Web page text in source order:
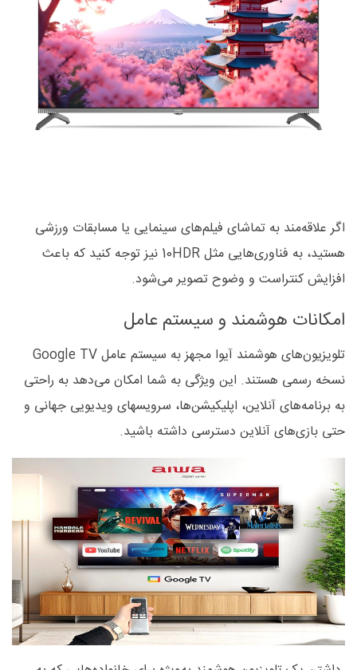
اگر علاقه‌مند به تماشای فیلم‌های سینمایی یا مسابقات ورزشی
هستید، به فناوری‌هایی مثل 10HDR نیز توجه کنید که باعث
افزایش کنتراست و وضوح تصویر می‌شود.
امکانات هوشمند و سیستم عامل
تلویزیون‌های هوشمند آیوا مجهز به سیستم عامل Google TV
نسخه رسمی هستند. این ویژگی به شما امکان می‌دهد به راحتی
به برنامه‌های آنلاین، اپلیکیشن‌ها، سرویسهای ویدیویی جهانی و
حتی بازی‌های آنلاین دسترسی داشته باشید.